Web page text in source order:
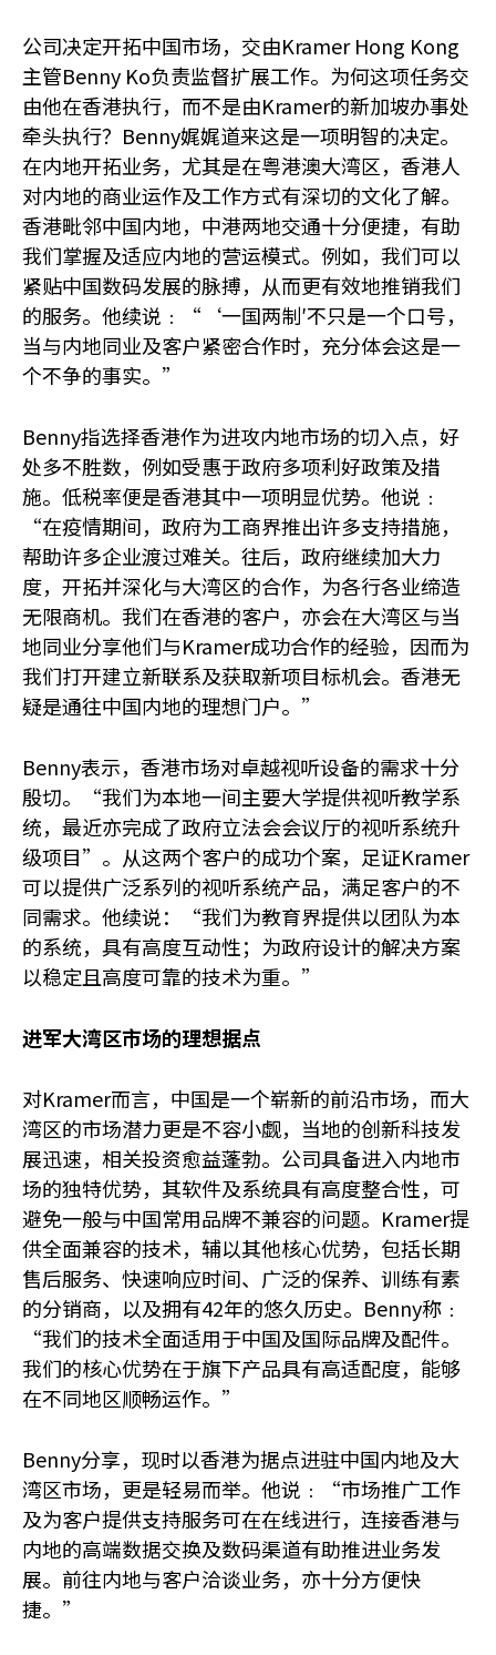
公司决定开拓中国市场，交由Kramer Hong Kong
主管Benny Ko负责监督扩展工作。为何这项任务交
由他在香港执行，而不是由Kramer的新加坡办事处
牵头执行？Benny娓娓道来这是一项明智的决定。
在内地开拓业务，尤其是在粤港澳大湾区，香港人
对内地的商业运作及工作方式有深切的文化了解。
香港毗邻中国内地，中港两地交通十分便捷，有助
我们掌握及适应内地的营运模式。例如，我们可以
紧贴中国数码发展的脉搏，从而更有效地推销我们
的服务。他续说﹕“‘一国两制′不只是一个口号，
当与内地同业及客户紧密合作时，充分体会这是一
个不争的事实。”
Benny指选择香港作为进攻内地市场的切入点，好
处多不胜数，例如受惠于政府多项利好政策及措
施。低税率便是香港其中一项明显优势。他说﹕
“在疫情期间，政府为工商界推出许多支持措施，
帮助许多企业渡过难关。往后，政府继续加大力
度，开拓并深化与大湾区的合作，为各行各业缔造
无限商机。我们在香港的客户，亦会在大湾区与当
地同业分享他们与Kramer成功合作的经验，因而为
我们打开建立新联系及获取新项目标机会。香港无
疑是通往中国内地的理想门户。”
Benny表示，香港市场对卓越视听设备的需求十分
殷切。“我们为本地一间主要大学提供视听教学系
统，最近亦完成了政府立法会会议厅的视听系统升
级项目”。从这两个客户的成功个案，足证Kramer
可以提供广泛系列的视听系统产品，满足客户的不
同需求。他续说：“我们为教育界提供以团队为本
的系统，具有高度互动性；为政府设计的解决方案
以稳定且高度可靠的技术为重。”
进军大湾区市场的理想据点
对Kramer而言，中国是一个崭新的前沿市场，而大
湾区的市场潜力更是不容小觑，当地的创新科技发
展迅速，相关投资愈益蓬勃。公司具备进入内地市
场的独特优势，其软件及系统具有高度整合性，可
避免一般与中国常用品牌不兼容的问题。 Kramer提
供全面兼容的技术，辅以其他核心优势，包括长期
售后服务、快速响应时间、广泛的保养、训练有素
的分销商，以及拥有42年的悠久历史。Benny称﹕
“我们的技术全面适用于中国及国际品牌及配件。
我们的核心优势在于旗下产品具有高适配度，能够
在不同地区顺畅运作。”
Benny分享，现时以香港为据点进驻中国内地及大
湾区市场，更是轻易而举。他说﹕“市场推广工作
及为客户提供支持服务可在在线进行，连接香港与
内地的高端数据交换及数码渠道有助推进业务发
展。前往内地与客户洽谈业务，亦十分方便快
捷。”